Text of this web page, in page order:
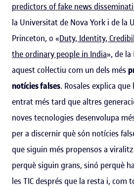
predictors of fake news
la Universitat de Nova York i de la
Princeton, o «Duty, Identity,
the ordinary people in India», de
aquest col·lectiu com un dels més
notícies falses. Rosales explica
entrat més tard que altres
noves tecnologies desenvolupa
per a discernir què són notícies
que siguin més propensos a
perquè siguin grans, sinó perquè
les TIC després que la resta i, com